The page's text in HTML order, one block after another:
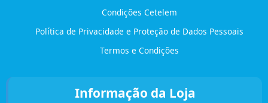
Condições Cetelem
Política de Privacidade e Proteção de Dados Pessoais
Termos e Condições
Informação da Loja